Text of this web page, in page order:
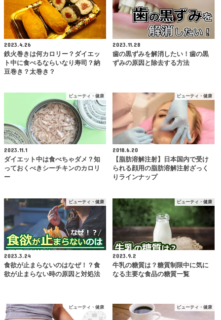
2023.4.26
鉄火巻きは何カロリー？ダイエッ
ト中に食べるならいなり寿司？納
豆巻き？太巻き？
2023.11.28
歯の黒ずみを解消したい！歯の黒
ずみの原因と除去する方法
ビューティ・健康
2023.11.1
ダイエット中は食べちゃダメ？知
っておくべきシーチキンのカロリ
ー
ビューティ・健康
2018.6.20
【脂肪溶解注射】日本国内で受け
られる顔用の脂肪溶解注射ざっく
りラインナップ
ビューティ・健康
2023.3.24
食欲が止まらないのはなぜ！？食
欲が止まらない時の原因と対処法
ビューティ・健康
2023.9.2
牛乳の糖質は？糖質制限中に気に
なる主要な食品の糖質一覧
ビューティ・健康 ビューティ・健康